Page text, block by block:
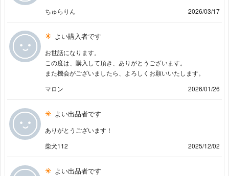
ちゅらりん
2026/03/17
よい購入者です
お世話になります。
この度は、購入して頂き、ありがとうございます。
また機会がございましたら、よろしくお願いいたします。
マロン
2026/01/26
よい出品者です
ありがとうございます！
柴犬112
2025/12/02
よい出品者です